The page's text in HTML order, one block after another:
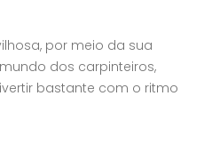
por meio da sua
dos carpinteiros,
bastante com o ritmo